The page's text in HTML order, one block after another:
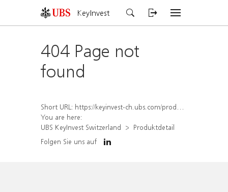
KeyInvest
404 Page not
found
Short URL: https://keyinvest-ch.ubs.com/produkt/detail/index/isin/CH1569456184
You are here:
UBS KeyInvest Switzerland
Produktdetail
Folgen Sie uns auf